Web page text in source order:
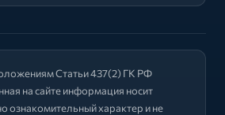
Статьи 437(2) ГК РФ
на сайте информация носит
ознакомительный характер и не